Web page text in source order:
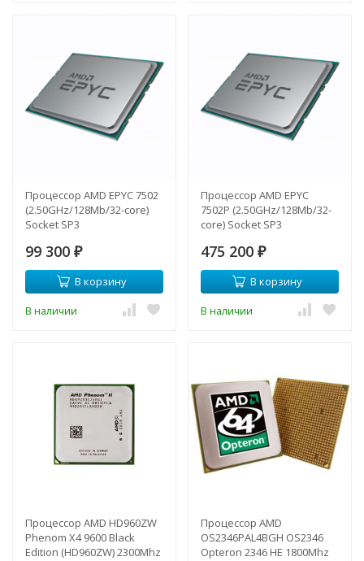
Процессор AMD EPYC 7502
(2.50GHz/128Mb/32-core)
Socket SP3
99 300 ₽
В корзину
В наличии
Процессор AMD EPYC
7502P (2.50GHz/128Mb/32-
core) Socket SP3
475 200 ₽
В корзину
В наличии
Процессор AMD HD960ZW
Phenom X4 9600 Black
Edition (HD960ZW) 2300Mhz
Процессор AMD
OS2346PAL4BGH OS2346
Opteron 2346 HE 1800Mhz